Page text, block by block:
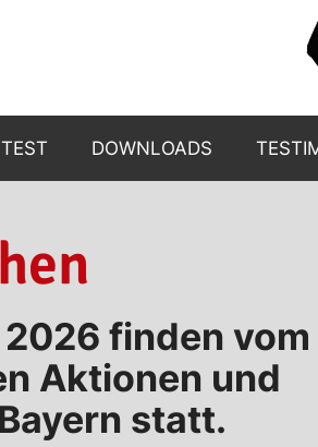
DOWNLOADS
finden vom
Aktionen und
statt.